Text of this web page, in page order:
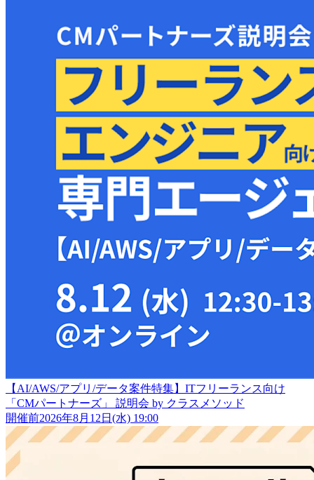
【AI/AWS/アプリ/データ案件特集】ITフリーランス向け
「CMパートナーズ」 説明会 by クラスメソッド
開催前2026年8月12日(水) 19:00